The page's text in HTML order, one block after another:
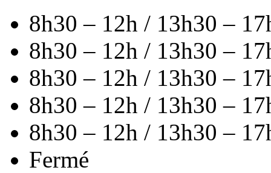
8h30 – 12h / 13h30 –
8h30 – 12h / 13h30 –
8h30 – 12h / 13h30 –
8h30 – 12h / 13h30 –
8h30 – 12h / 13h30 –
Fermé